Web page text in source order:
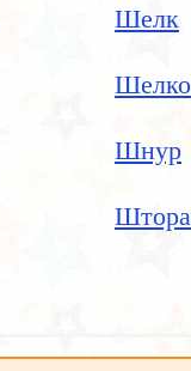
Шелк
Шнур
Штора